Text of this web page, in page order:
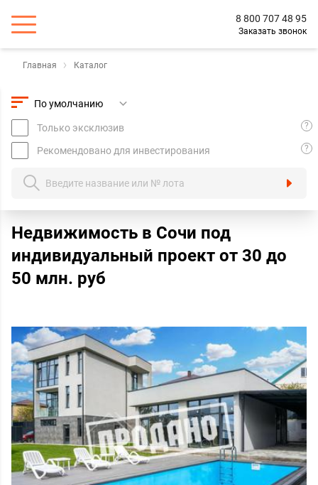
8 800 707 48 95
Заказать звонок
Главная Каталог
Только эксклюзив ?
Рекомендовано для инвестирования ?
Недвижимость в Сочи под
индивидуальный проект oт 30 до
50 млн. руб